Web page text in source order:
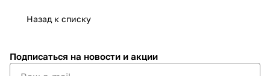
Назад к списку
Подписаться на новости и акции